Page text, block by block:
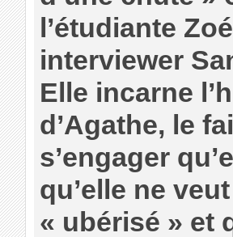
l’étudiante
interviewer
Elle incarne
d’Agathe, le
s’engager
qu’elle ne
« ubérisé » et